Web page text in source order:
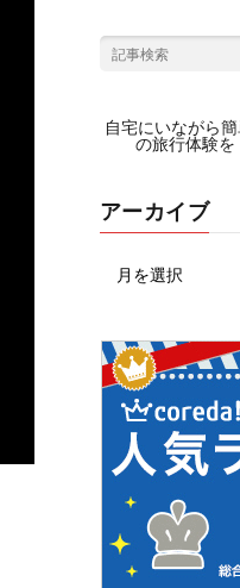
自宅にいながら
の旅行体験を
アーカイブ